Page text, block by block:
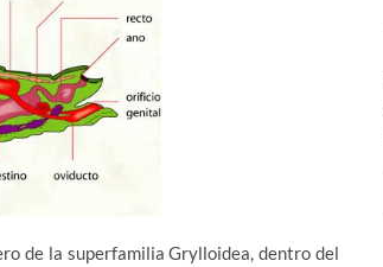
de la superfamilia Grylloidea, dentro del